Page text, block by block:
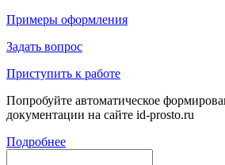
Примеры оформления
Задать вопрос
Приступить к работе
Попробуйте автоматическое
документации на сайте id-prosto.ru
Подробнее